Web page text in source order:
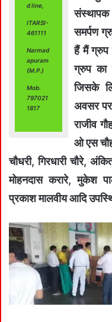
d line,
ITARSI-
461111
Narmad
apuram
(M.P.)
Mob.
797021
1817
समर्पण
हैं मैं ग्रुप
ग्रुप का
जिसके
अवसर पर
राजीव
ओ एस
चौधरी, गिरधारी चौरे,
मोहनदास करारे, मुकेश
प्रकाश मालवीय आदि